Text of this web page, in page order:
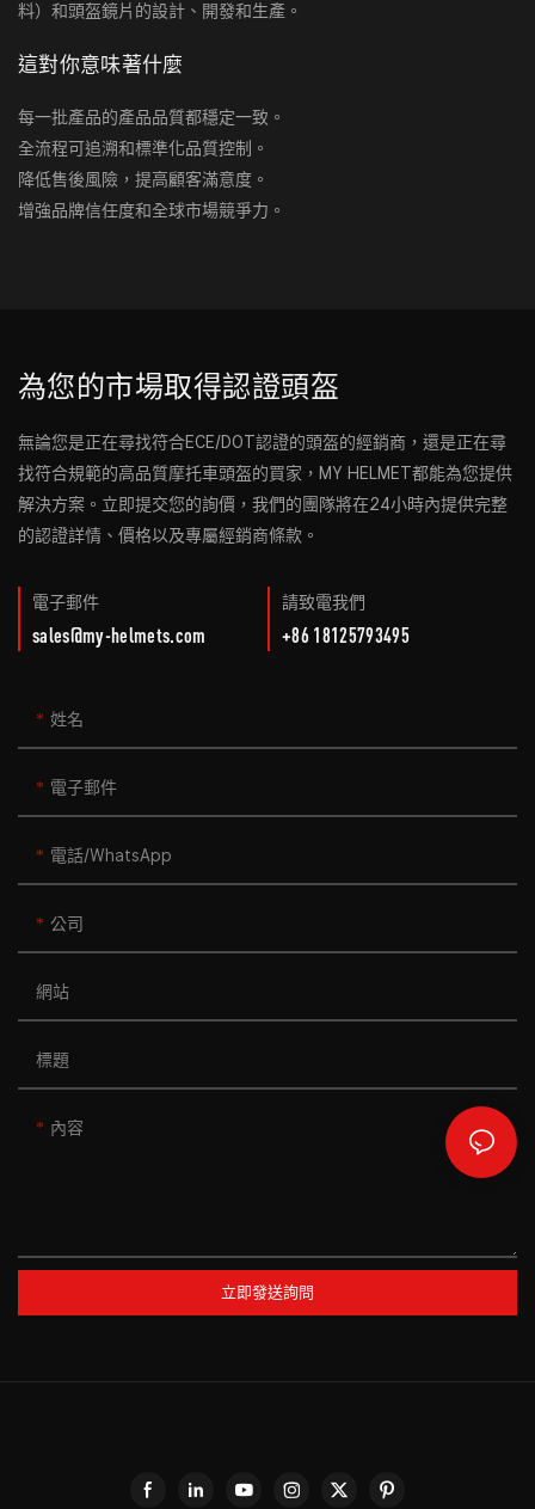
料）和頭盔鏡片的設計、開發和生產。
這對你意味著什麼
每一批產品的產品品質都穩定一致。
全流程可追溯和標準化品質控制。
降低售後風險，提高顧客滿意度。
增強品牌信任度和全球市場競爭力。
為您的市場取得認證頭盔
無論您是正在尋找符合ECE/DOT認證的頭盔的經銷商，還是正在尋
找符合規範的高品質摩托車頭盔的買家，MY HELMET都能為您提供
解決方案。立即提交您的詢價，我們的團隊將在24小時內提供完整
的認證詳情、價格以及專屬經銷商條款。
電子郵件
sales@my-helmets.com
請致電我們
+86 18125793495
姓名
電子郵件
電話/WhatsApp
公司
網站
標題
內容
立即發送詢問